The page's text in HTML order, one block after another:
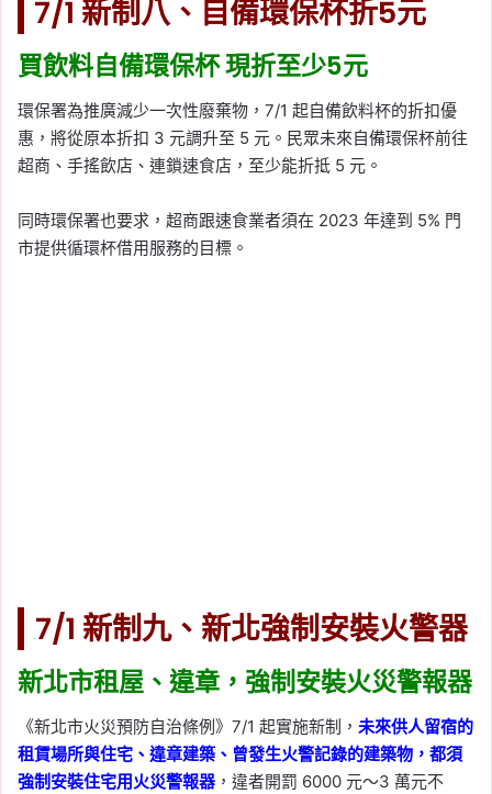
7/1 新制八、自備環保杯折5元
買飲料自備環保杯 現折至少5元
環保署為推廣減少一次性廢棄物，7/1 起自備飲料杯的折扣優
惠，將從原本折扣 3 元調升至 5 元。民眾未來自備環保杯前往
超商、手搖飲店、連鎖速食店，至少能折抵 5 元。
同時環保署也要求，超商跟速食業者須在 2023 年達到 5% 門
市提供循環杯借用服務的目標。
7/1 新制九、新北強制安裝火警器
新北市租屋、違章，強制安裝火災警報器
《新北市火災預防自治條例》7/1 起實施新制， 未來供人留宿的
租賃場所與住宅、違章建築、曾發生火警記錄的建築物，都須
強制安裝住宅用火災警報器 ，違者開罰 6000 元～3 萬元不